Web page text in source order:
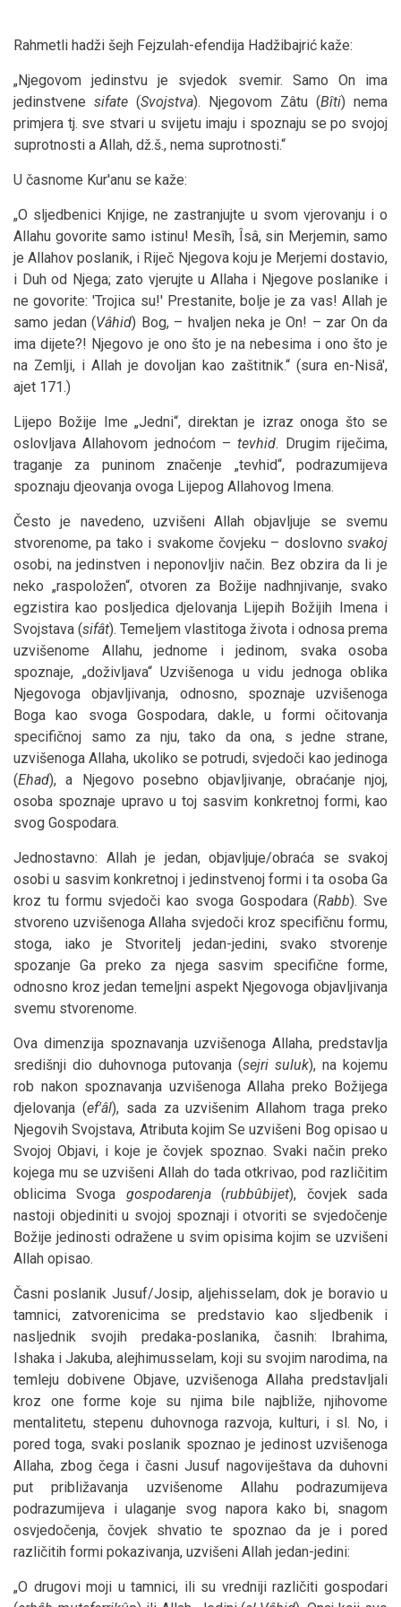
Rahmetli hadži šejh Fejzulah-efendija Hadžibajrić kaže:
„Njegovom jedinstvu je svjedok svemir. Samo On ima
jedinstvene sifate (Svojstva). Njegovom Zâtu (Bîti) nema
primjera tj. sve stvari u svijetu imaju i spoznaju se po svojoj
suprotnosti a Allah, dž.š., nema suprotnosti.“
U časnome Kur'anu se kaže:
„O sljedbenici Knjige, ne zastranjujte u svom vjerovanju i o
Allahu govorite samo istinu! Mesîh, Îsâ, sin Merjemin, samo
je Allahov poslanik, i Riječ Njegova koju je Merjemi dostavio,
i Duh od Njega; zato vjerujte u Allaha i Njegove poslanike i
ne govorite: 'Trojica su!' Prestanite, bolje je za vas! Allah je
samo jedan (Vâhid) Bog, – hvaljen neka je On! – zar On da
ima dijete?! Njegovo je ono što je na nebesima i ono što je
na Zemlji, i Allah je dovoljan kao zaštitnik.“ (sura en-Nisâ',
ajet 171.)
Lijepo Božije Ime „Jedni“, direktan je izraz onoga što se
oslovljava Allahovom jednoćom –tevhid. Drugim riječima,
traganje za puninom značenje „tevhid“, podrazumijeva
spoznaju djeovanja ovoga Lijepog Allahovog Imena.
Često je navedeno, uzvišeni Allah objavljuje se svemu
stvorenome, pa tako i svakome čovjeku – doslovno svakoj
osobi, na jedinstven i neponovljiv način. Bez obzira da li je
neko „raspoložen“, otvoren za Božije nadhnjivanje, svako
egzistira kao posljedica djelovanja Lijepih Božijih Imena i
Svojstava (sifât). Temeljem vlastitoga života i odnosa prema
uzvišenome Allahu, jednome i jedinom, svaka osoba
spoznaje, „doživljava“ Uzvišenoga u vidu jednoga oblika
Njegovoga objavljivanja, odnosno, spoznaje uzvišenoga
Boga kao svoga Gospodara, dakle, u formi očitovanja
specifičnoj samo za nju, tako da ona, s jedne strane,
uzvišenoga Allaha, ukoliko se potrudi, svjedoči kao jedinoga
(Ehad), a Njegovo posebno objavljivanje, obraćanje njoj,
osoba spoznaje upravo u toj sasvim konkretnoj formi, kao
svog Gospodara.
Jednostavno: Allah je jedan, objavljuje/obraća se svakoj
osobi u sasvim konkretnoj i jedinstvenoj formi i ta osoba Ga
kroz tu formu svjedoči kao svoga Gospodara (Rabb). Sve
stvoreno uzvišenoga Allaha svjedoči kroz specifičnu formu,
stoga, iako je Stvoritelj jedan-jedini, svako stvorenje
spozanje Ga preko za njega sasvim specifične forme,
odnosno kroz jedan temeljni aspekt Njegovoga objavljivanja
svemu stvorenome.
Ova dimenzija spoznavanja uzvišenoga Allaha, predstavlja
središnji dio duhovnoga putovanja (sejri suluk), na kojemu
rob nakon spoznavanja uzvišenoga Allaha preko Božijega
djelovanja (ef'âl), sada za uzvišenim Allahom traga preko
Njegovih Svojstava, Atributa kojim Se uzvišeni Bog opisao u
Svojoj Objavi, i koje je čovjek spoznao. Svaki način preko
kojega mu se uzvišeni Allah do tada otkrivao, pod različitim
oblicima Svoga gospodarenja(rubbûbijet), čovjek sada
nastoji objediniti u svojoj spoznaji i otvoriti se svjedočenje
Božije jedinosti odražene u svim opisima kojim se uzvišeni
Allah opisao.
Časni poslanik Jusuf/Josip, aljehisselam, dok je boravio u
tamnici, zatvorenicima se predstavio kao sljedbenik i
nasljednik svojih predaka-poslanika, časnih: Ibrahima,
Ishaka i Jakuba, alejhimusselam, koji su svojim narodima, na
temleju dobivene Objave, uzvišenoga Allaha predstavljali
kroz one forme koje su njima bile najbliže, njihovome
mentalitetu, stepenu duhovnoga razvoja, kulturi, i sl. No, i
pored toga, svaki poslanik spoznao je jedinost uzvišenoga
Allaha, zbog čega i časni Jusuf nagoviještava da duhovni
put približavanja uzvišenome Allahu podrazumijeva
podrazumijeva i ulaganje svog napora kako bi, snagom
osvjedočenja, čovjek shvatio te spoznao da je i pored
različitih formi pokazivanja, uzvišeni Allah jedan-jedini:
„O drugovi moji u tamnici, ili su vredniji različiti gospodari